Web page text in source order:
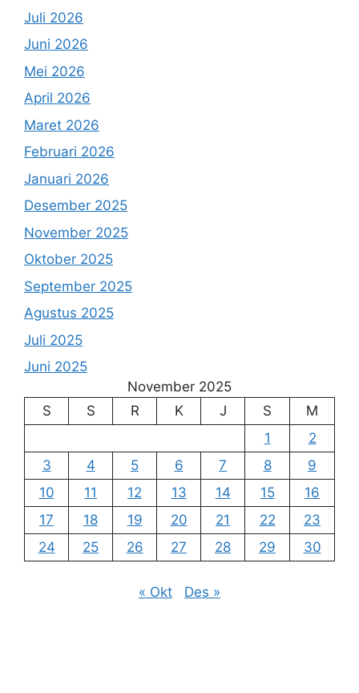
Juli 2026
Juni 2026
Mei 2026
April 2026
Maret 2026
Februari 2026
Januari 2026
Desember 2025
November 2025
Oktober 2025
September 2025
Agustus 2025
Juli 2025
Juni 2025
November 2025
S
S R K J S
M
1
2
3
4 5 6 7 8
9
10
11 12 13 14 15
16
17
18 19 20 21 22
23
24
25 26 27 28 29 30
« Okt Des »